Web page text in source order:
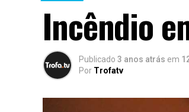
Incêndio
Publicado 3 anos atrás em
Por Trofatv